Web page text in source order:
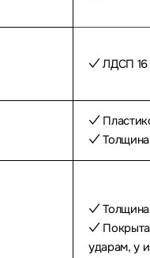
✓ ЛДСП 16
✓
✓
✓
✓ Покрыта
ударам, у